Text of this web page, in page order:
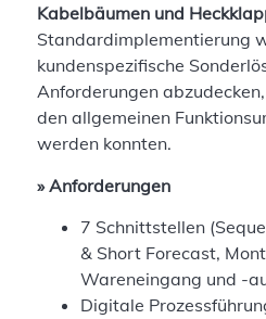
Kabelbäumen und
Standardimplementierung
kundenspezifische
Anforderungen
den allgemeinen
werden konnten.
» Anforderungen
7 Schnittstellen
& Short Forecast,
Wareneingang und -
Digitale